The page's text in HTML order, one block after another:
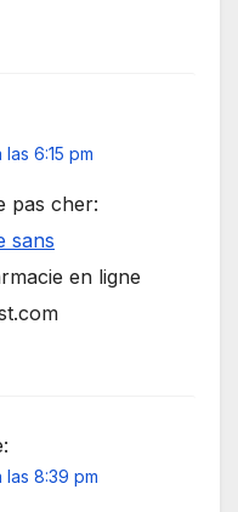
6:15 pm
pas cher:
sans
en ligne
8:39 pm